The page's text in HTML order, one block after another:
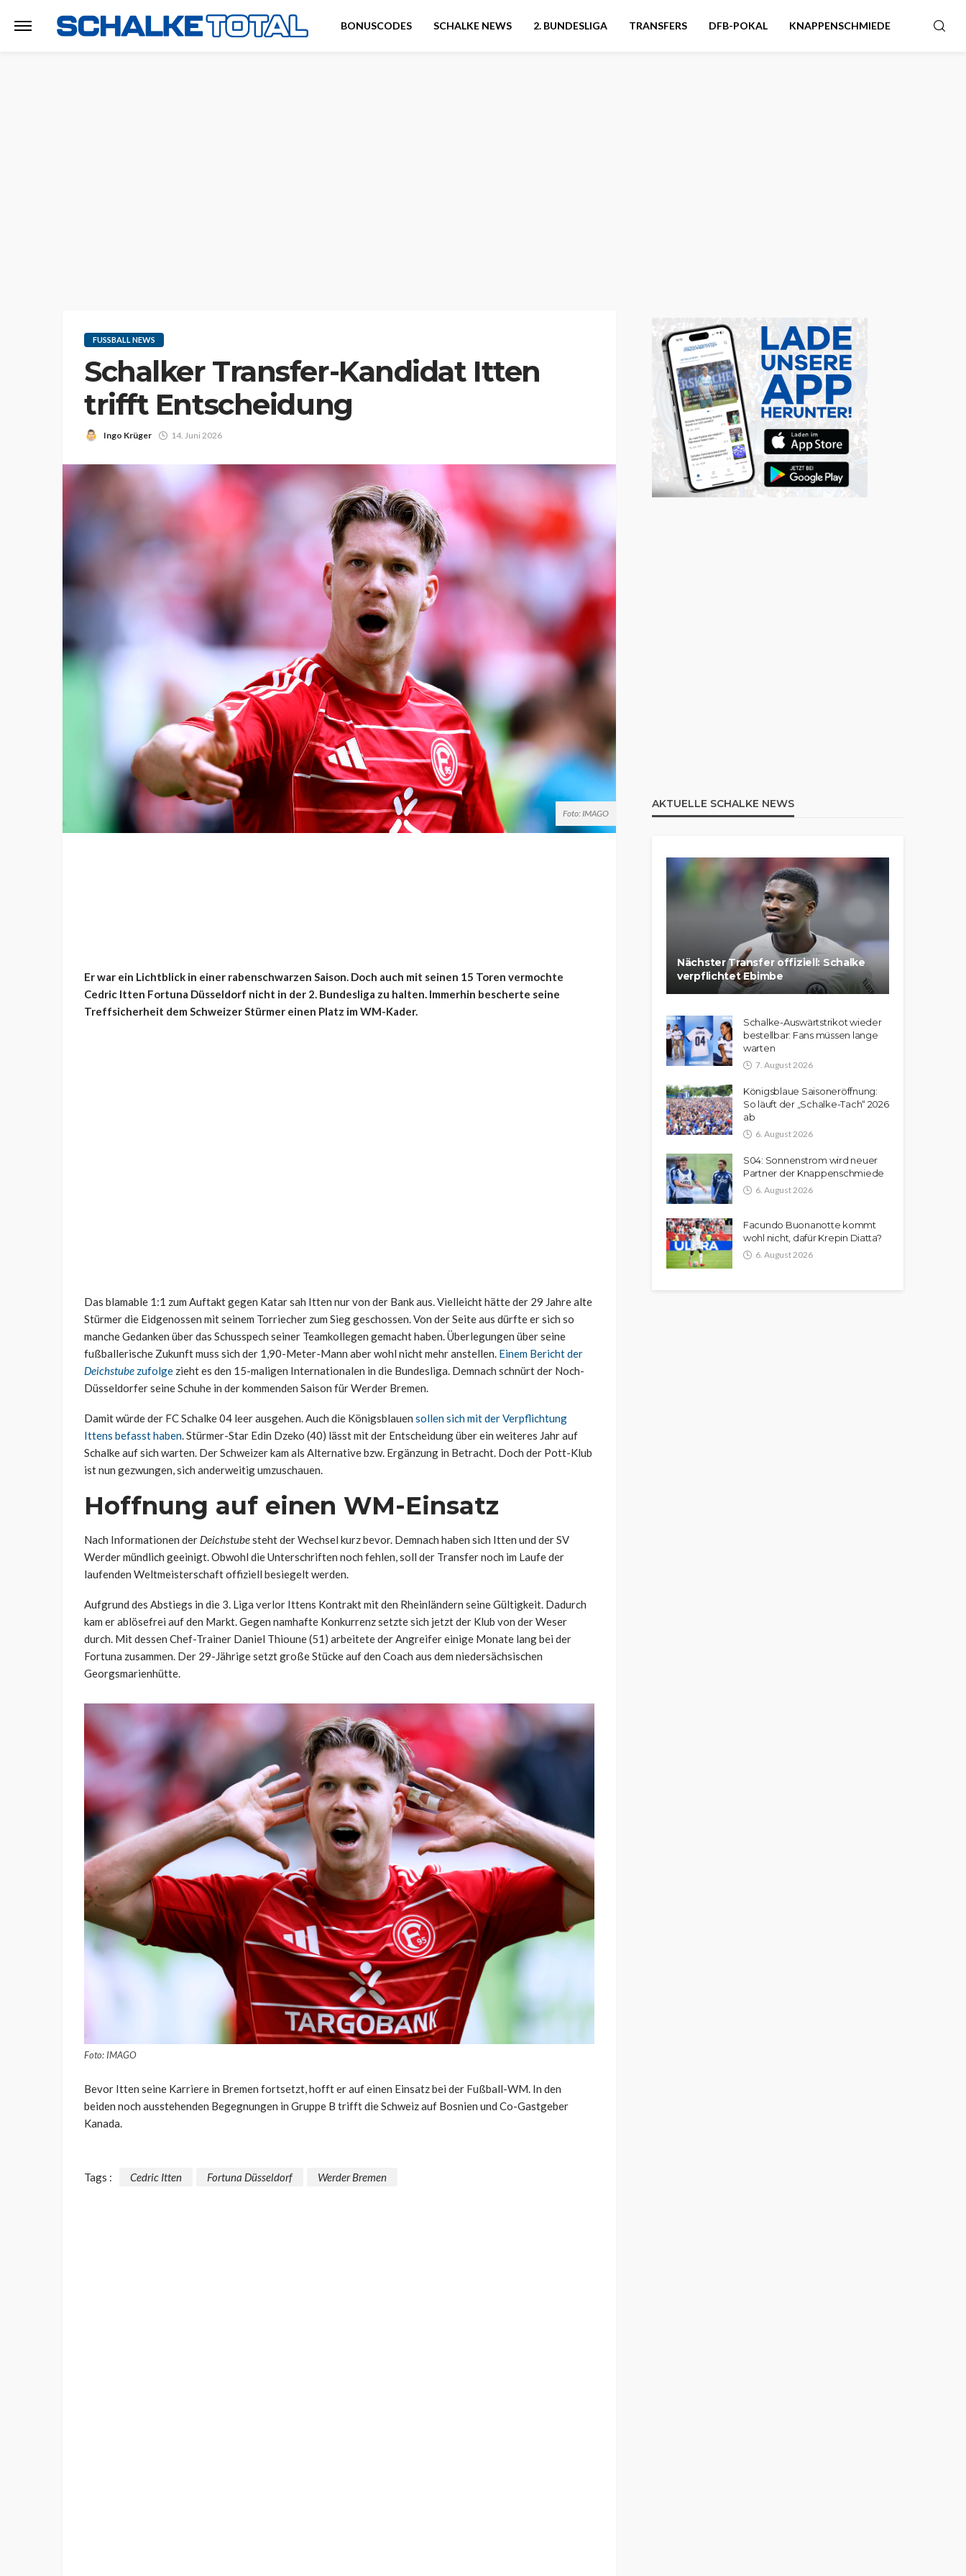
BONUSCODES SCHALKE NEWS 2. BUNDESLIGA TRANSFERS DFB-POKAL KNAPPENSCHMIEDE
FUSSBALL NEWS
Schalker Transfer-Kandidat Itten
trifft Entscheidung
Ingo Krüger 14. Juni 2026
Foto: IMAGO
Er war ein Lichtblick in einer rabenschwarzen Saison. Doch auch mit seinen 15 Toren vermochte
Cedric Itten Fortuna Düsseldorf nicht in der 2. Bundesliga zu halten. Immerhin bescherte seine
Treffsicherheit dem Schweizer Stürmer einen Platz im WM-Kader.
Das blamable 1:1 zum Auftakt gegen Katar sah Itten nur von der Bank aus. Vielleicht hätte der 29 Jahre alte
Stürmer die Eidgenossen mit seinem Torriecher zum Sieg geschossen. Von der Seite aus dürfte er sich so
manche Gedanken über das Schusspech seiner Teamkollegen gemacht haben. Überlegungen über seine
fußballerische Zukunft muss sich der 1,90-Meter-Mann aber wohl nicht mehr anstellen. Einem Bericht der
Deichstube zufolge zieht es den 15-maligen Internationalen in die Bundesliga. Demnach schnürt der Noch-
Düsseldorfer seine Schuhe in der kommenden Saison für Werder Bremen.
Damit würde der FC Schalke 04 leer ausgehen. Auch die Königsblauen sollen sich mit der Verpflichtung
Ittens befasst haben. Stürmer-Star Edin Dzeko (40) lässt mit der Entscheidung über ein weiteres Jahr auf
Schalke auf sich warten. Der Schweizer kam als Alternative bzw. Ergänzung in Betracht. Doch der Pott-Klub
ist nun gezwungen, sich anderweitig umzuschauen.
Hoffnung auf einen WM-Einsatz
Nach Informationen der Deichstubesteht der Wechsel kurz bevor. Demnach haben sich Itten und der SV
Werder mündlich geeinigt. Obwohl die Unterschriften noch fehlen, soll der Transfer noch im Laufe der
laufenden Weltmeisterschaft offiziell besiegelt werden.
Aufgrund des Abstiegs in die 3. Liga verlor Ittens Kontrakt mit den Rheinländern seine Gültigkeit. Dadurch
kam er ablösefrei auf den Markt. Gegen namhafte Konkurrenz setzte sich jetzt der Klub von der Weser
durch. Mit dessen Chef-Trainer Daniel Thioune (51) arbeitete der Angreifer einige Monate lang bei der
Fortuna zusammen. Der 29-Jährige setzt große Stücke auf den Coach aus dem niedersächsischen
Georgsmarienhütte.
Foto: IMAGO
Bevor Itten seine Karriere in Bremen fortsetzt, hofft er auf einen Einsatz bei der Fußball-WM. In den
beiden noch ausstehenden Begegnungen in Gruppe B trifft die Schweiz auf Bosnien und Co-Gastgeber
Kanada.
Tags : Cedric Itten Fortuna Düsseldorf Werder Bremen
AKTUELLE SCHALKE NEWS
Nächster Transfer offiziell: Schalke
verpflichtet Ebimbe
Schalke-Auswärtstrikot wieder
bestellbar: Fans müssen lange
warten
7. August 2026
Königsblaue Saisoneröffnung:
So läuft der „Schalke-Tach“ 2026
ab
6. August 2026
S04: Sonnenstrom wird neuer
Partner der Knappenschmiede
6. August 2026
Facundo Buonanotte kommt
wohl nicht, dafür Krepin Diatta?
6. August 2026